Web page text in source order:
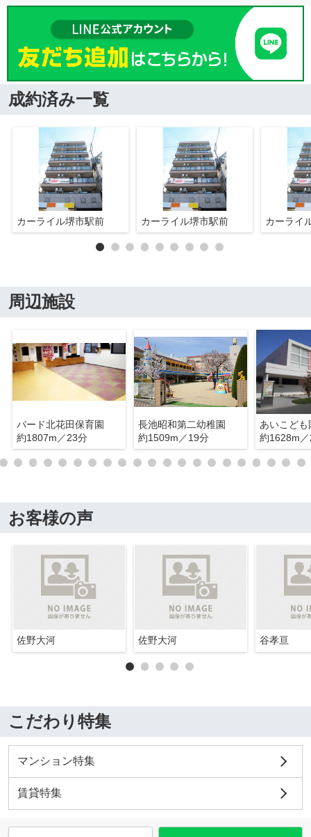
成約済み一覧
カーライル堺市駅前 カーライル堺市駅前 カーライ
周辺施設
バード北花田保育園
約1807m／23分
長池昭和第二幼稚園
約1509m／19分
あいこども
約1628m
お客様の声
佐野大河 佐野大河 谷孝亘
こだわり特集
マンション特集
賃貸特集